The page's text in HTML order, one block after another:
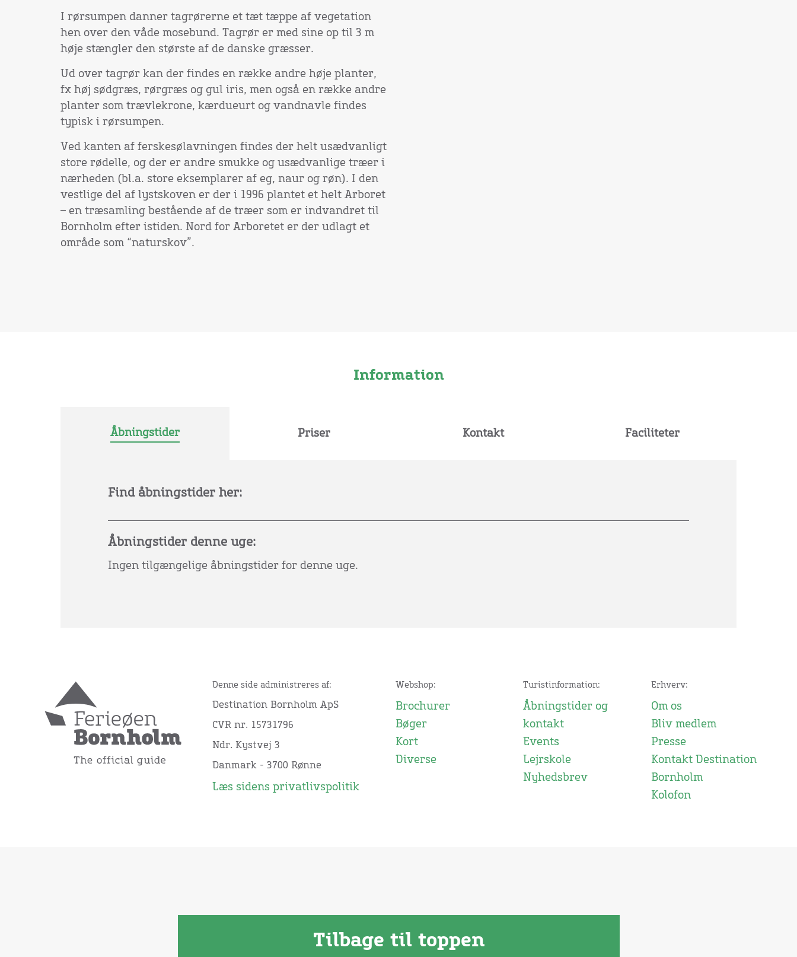
I rørsumpen danner tagrørerne et tæt tæppe af vegetation
hen over den våde mosebund. Tagrør er med sine op til 3 m
høje stængler den største af de danske græsser.
Ud over tagrør kan der findes en række andre høje planter,
fx høj sødgræs, rørgræs og gul iris, men også en række andre
planter som trævlekrone, kærdueurt og vandnavle findes
typisk i rørsumpen.
Ved kanten af ferskesølavningen findes der helt usædvanligt
store rødelle, og der er andre smukke og usædvanlige træer i
nærheden (bl.a. store eksemplarer af eg, naur og røn). I den
vestlige del af lystskoven er der i 1996 plantet et helt Arboret
– en træsamling bestående af de træer som er indvandret til
Bornholm efter istiden. Nord for Arboretet er der udlagt et
område som “naturskov”.
Information
Åbningstider Priser Kontakt Faciliteter
Find åbningstider her:
Åbningstider denne uge:
Ingen tilgængelige åbningstider for denne uge.
Denne side administreres af:
Destination Bornholm ApS
CVR nr. 15731796
Ndr. Kystvej 3
Danmark - 3700 Rønne
Læs sidens privatlivspolitik
Webshop:
Brochurer
Bøger
Kort
Diverse
Turistinformation:
Åbningstider og
kontakt
Events
Lejrskole
Nyhedsbrev
Erhverv:
Om os
Bliv medlem
Presse
Kontakt Destination
Bornholm
Kolofon
Tilbage til toppen